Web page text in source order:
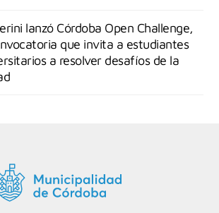
lanzó Córdoba Open Challenge,
que invita a estudiantes
a resolver desafíos de la